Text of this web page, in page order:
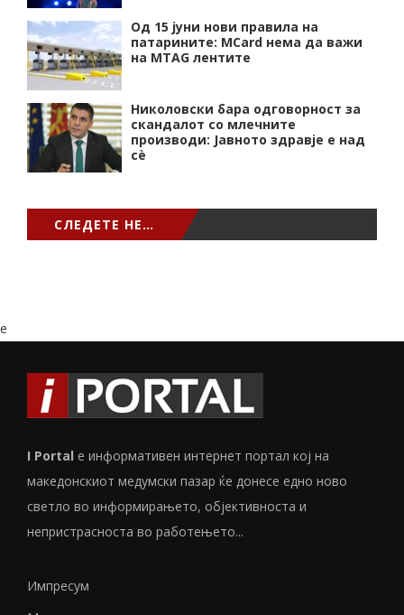
Од 15 јуни нови правила на
патарините: MCard нема да важи
на MTAG лентите
Николовски бара одговорност за
скандалот со млечните
производи: Јавното здравје е над
сѐ
СЛЕДЕТЕ НЕ…
e
I Portal е информативен интернет портал кој на
македонскиот медумски пазар ќе донесе едно ново
светло во информирањето, објективноста и
непристрасноста во работењето...
Импресум